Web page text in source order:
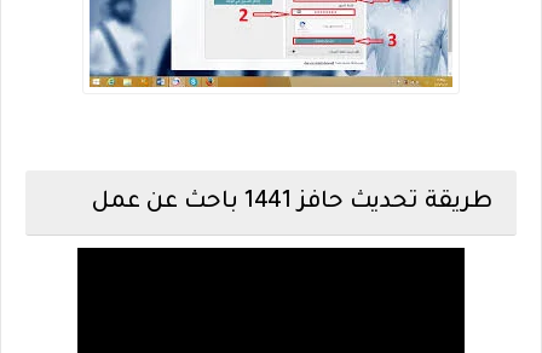
طريقة تحديث حافز 1441 باحث عن عمل